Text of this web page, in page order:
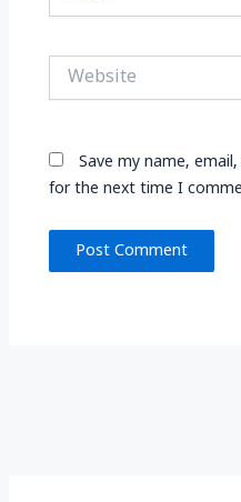
Website
Save my name,
for the next time I